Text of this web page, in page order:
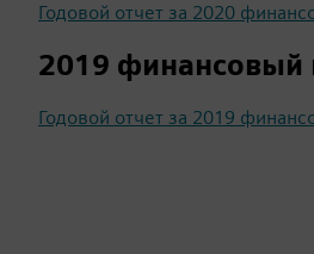
Годовой отчет за 2020
2019 финансовый
Годовой отчет за 2019